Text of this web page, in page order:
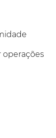
operações